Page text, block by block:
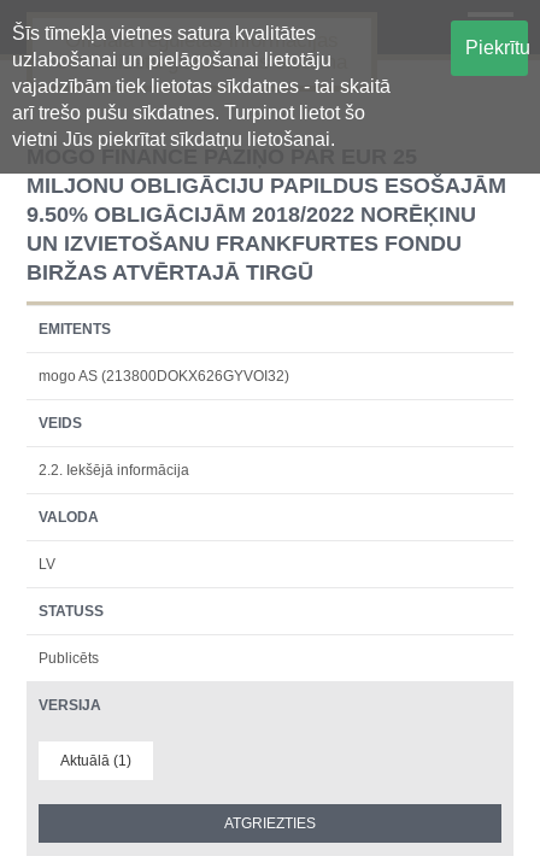
Šīs tīmekļa vietnes satura kvalitātes
uzlabošanai un pielāgošanai lietotāju
vajadzībām tiek lietotas sīkdatnes - tai skaitā
arī trešo pušu sīkdatnes. Turpinot lietot šo
vietni Jūs piekrītat sīkdatņu lietošanai.
Piekrītu
Oficiālā regulētās informācijas
centralizētā glabāšanas sistēma
MOGO FINANCE PAZIŅO PAR EUR 25
MILJONU OBLIGĀCIJU PAPILDUS ESOŠAJĀM
9.50% OBLIGĀCIJĀM 2018/2022 NORĒĶINU
UN IZVIETOŠANU FRANKFURTES FONDU
BIRŽAS ATVĒRTAJĀ TIRGŪ
EMITENTS
mogo AS (213800DOKX626GYVOI32)
VEIDS
2.2. Iekšējā informācija
VALODA
LV
STATUSS
Publicēts
VERSIJA
Aktuālā (1)